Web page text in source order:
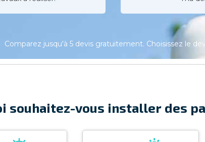
Comparez jusqu'à 5 devis gratuitement. Choisissez le